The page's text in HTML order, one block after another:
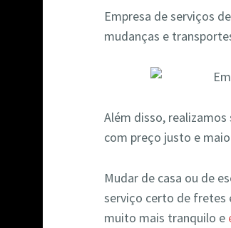
Empresa de serviços de
mudanças e
Além disso, realizamos
com preço justo e
Mudar de casa ou de
serviço certo de fretes
muito mais tranquilo e